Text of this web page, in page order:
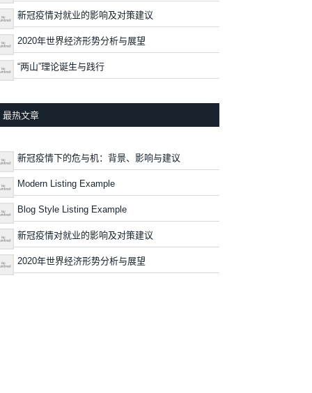
新冠疫情对就业的影响及对策建议
2020年世界经济形势分析与展望
“两山”理论诞生与践行
最热文章
新冠疫情下的危与机：背景、影响与建议
Modern Listing Example
Blog Style Listing Example
新冠疫情对就业的影响及对策建议
2020年世界经济形势分析与展望